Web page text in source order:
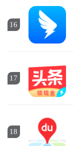
16
17
18